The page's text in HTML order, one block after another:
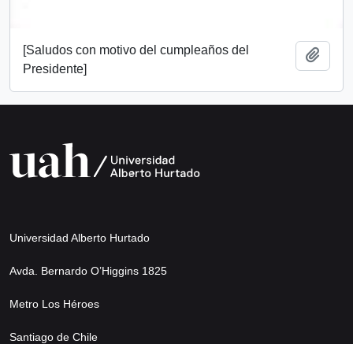
[Saludos con motivo del cumpleaños del
Presidente]
Universidad Alberto Hurtado
Avda. Bernardo O’Higgins 1825
Metro Los Héroes
Santiago de Chile